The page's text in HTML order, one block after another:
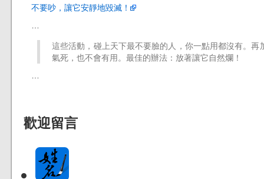
不要吵，讓它安靜地毀滅！
…
這些活動，碰上天下最不要臉的人，你一點用都沒有。再
氣死，也不會有用。最佳的辦法：放著讓它自然爛！
…
歡迎留言